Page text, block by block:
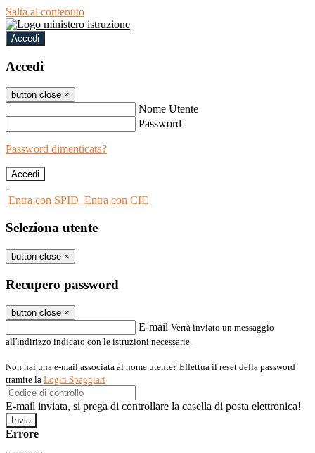
Salta al contenuto
Accedi
Accedi
button close ×
Nome Utente
Password
Password dimenticata?
-
Entra con SPID Entra con CIE
Seleziona utente
button close ×
Recupero password
button close ×
E-mail Verrà inviato un messaggio
all'indirizzo indicato con le istruzioni necessarie.
Non hai una e-mail associata al nome utente? Effettua il reset della password
tramite la Login Spaggiari
E-mail inviata, si prega di controllare la casella di posta elettronica!
Errore